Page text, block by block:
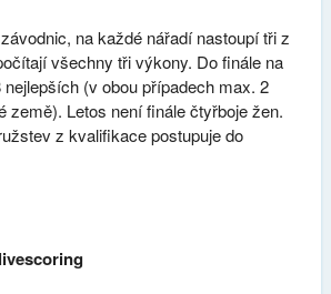
na každé nářadí nastoupí tři z
všechny tři výkony. Do finále na
nejlepších (v obou případech max. 2
země). Letos není finále čtyřboje žen.
z kvalifikace postupuje do